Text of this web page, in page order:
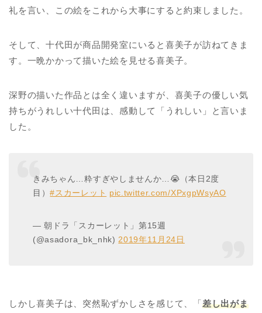
礼を言い、この絵をこれから大事にすると約束しました。
そして、十代田が商品開発室にいると喜美子が訪ねてきま
す。一晩かかって描いた絵を見せる喜美子。
深野の描いた作品とは全く違いますが、喜美子の優しい気
持ちがうれしい十代田は、感動して「うれしい」と言いま
した。
きみちゃん…粋すぎやしませんか…😭（本日2度
目）#スカーレット pic.twitter.com/XPxgpWsyAO
— 朝ドラ「スカーレット」第15週
(@asadora_bk_nhk) 2019年11月24日
しかし喜美子は、突然恥ずかしさを感じて、「差し出がま